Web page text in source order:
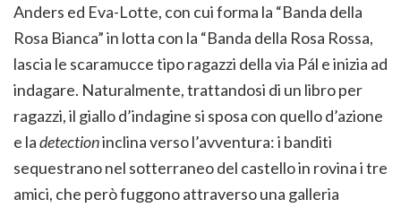
Anders ed Eva-Lotte, con cui forma la “Banda della
Rosa Bianca” in lotta con la “Banda della Rosa Rossa,
lascia le scaramucce tipo ragazzi della via Pál e inizia ad
indagare. Naturalmente, trattandosi di un libro per
ragazzi, il giallo d’indagine si sposa con quello d’azione
e ladetectioninclina verso l’avventura: i banditi
sequestrano nel sotterraneo del castello in rovina i tre
amici, che però fuggono attraverso una galleria